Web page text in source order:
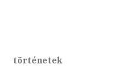
történetek